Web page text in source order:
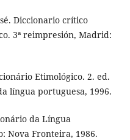
Diccionario crítico
3ª reimpresión, Madrid:
Etimológico. 2. ed.
língua portuguesa, 1996.
da Língua
Nova Fronteira, 1986.